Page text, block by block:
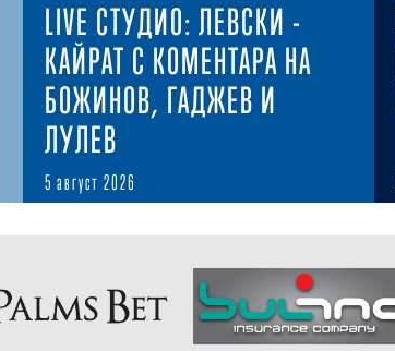
LIVE СТУДИО: ЛЕВСКИ -
КАЙРАТ С КОМЕНТАРА НА
БОЖИНОВ, ГАДЖЕВ И
ЛУЛЕВ
5 август 2026